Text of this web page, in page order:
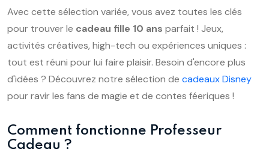
Avec cette sélection variée, vous avez toutes les clés
pour trouver le cadeau fille 10 ans parfait ! Jeux,
activités créatives, high-tech ou expériences uniques :
tout est réuni pour lui faire plaisir. Besoin d'encore plus
d'idées ? Découvrez notre sélection de cadeaux Disney
pour ravir les fans de magie et de contes féeriques !
Comment fonctionne Professeur
Cadeau ?